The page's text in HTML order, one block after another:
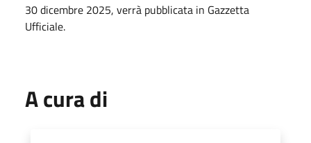
30 dicembre 2025, verrà pubblicata in Gazzetta
Ufficiale.
A cura di